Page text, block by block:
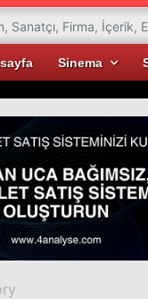
Sinema